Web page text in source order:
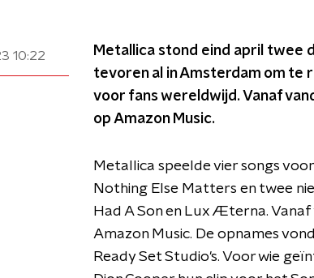
10:22
Metallica stond eind april twee
tevoren al in Amsterdam om te
voor fans wereldwijd. Vanaf
op Amazon Music.
Metallica speelde vier songs
Nothing Else Matters en twee
Had A Son en Lux Æterna.
Amazon Music. De opnames
Ready Set Studio's. Voor wie